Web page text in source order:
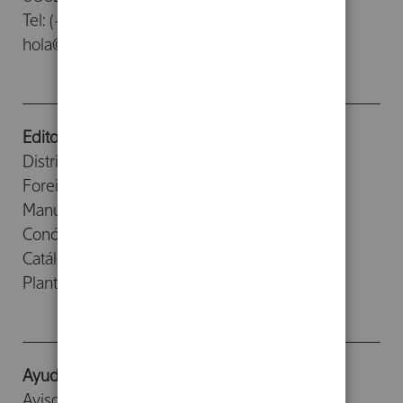
Tel: (+34) 93 476 26 26
hola@herdereditorial.com
Editorial
Distribuidores
Foreign Rights
Manuscritos
Conócenos
Catálogos
Planta Baja
Ayuda